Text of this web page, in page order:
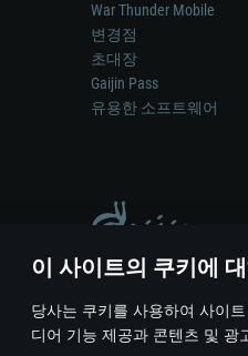
이 사이트의 쿠키에
당사는 쿠키를 사용하여 사이
디어 기능 제공과 콘텐츠 및 광
War Thunder Mobile
변경점
초대장
Gaijin Pass
유용한 소프트웨어
게임 에서 어떠한 현
© 2011—2026 Gaijin
이용 약관